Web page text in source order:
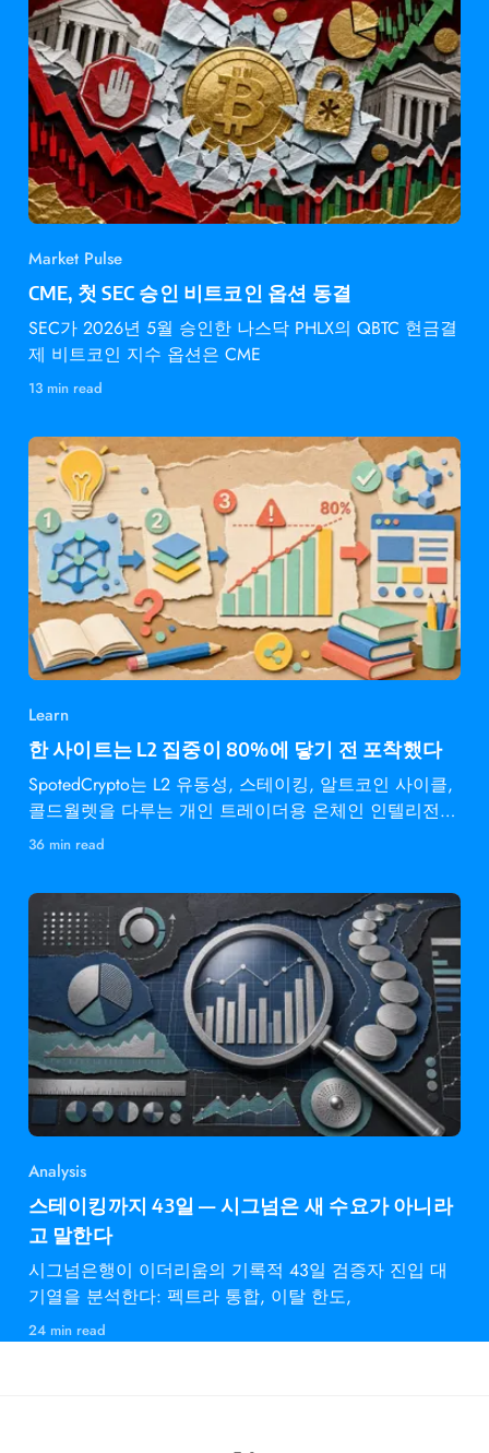
Market Pulse
CME, 첫 SEC 승인 비트코인 옵션 동결
SEC가 2026년 5월 승인한 나스닥 PHLX의 QBTC 현금결
제 비트코인 지수 옵션은 CME
13 min read
Learn
한 사이트는 L2 집중이 80%에 닿기 전 포착했다
SpotedCrypto는 L2 유동성, 스테이킹, 알트코인 사이클,
콜드월렛을 다루는 개인 트레이더용 온체인 인텔리전스
다.
36 min read
Analysis
스테이킹까지 43일 — 시그넘은 새 수요가 아니라
고 말한다
시그넘은행이 이더리움의 기록적 43일 검증자 진입 대
기열을 분석한다: 펙트라 통합, 이탈 한도,
24 min read